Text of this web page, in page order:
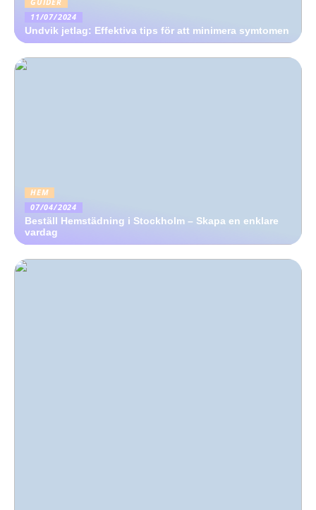
GUIDER
11/07/2024
Undvik jetlag: Effektiva tips för att minimera symtomen
HEM
07/04/2024
Beställ Hemstädning i Stockholm – Skapa en enklare
vardag